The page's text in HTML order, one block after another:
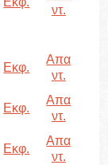
ντ.
Εκφ.
Απα
ντ.
Εκφ.
Απα
ντ.
Εκφ.
Απα
ντ.